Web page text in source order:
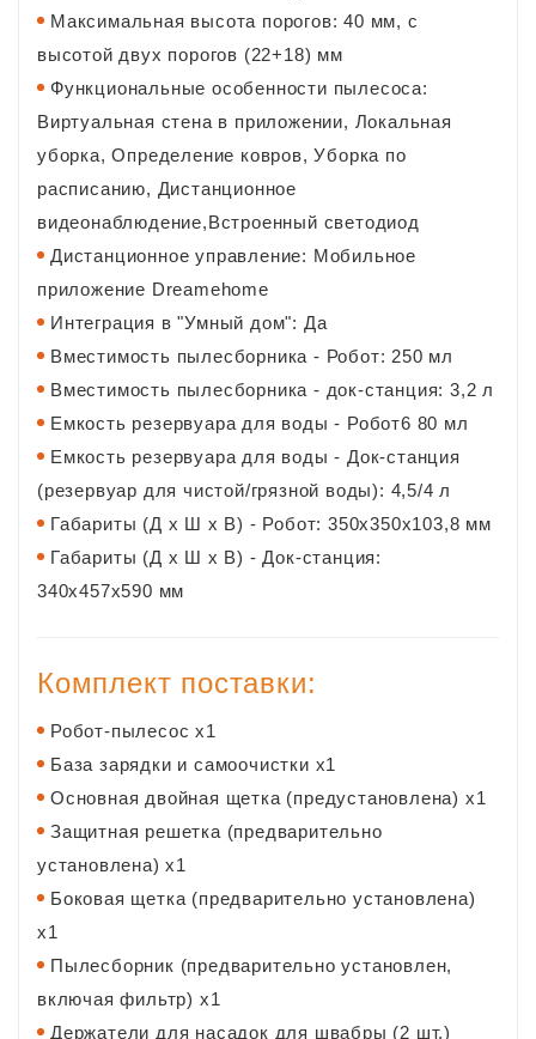
Максимальная высота порогов: 40 мм, с
высотой двух порогов (22+18) мм
Функциональные особенности пылесоса:
Виртуальная стена в приложении, Локальная
уборка, Определение ковров, Уборка по
расписанию, Дистанционное
видеонаблюдение,Встроенный светодиод
Дистанционное управление: Мобильное
приложение Dreamehome
Интеграция в "Умный дом": Да
Вместимость пылесборника - Робот: 250 мл
Вместимость пылесборника - док-станция: 3,2 л
Емкость резервуара для воды - Робот6 80 мл
Емкость резервуара для воды - Док-станция
(резервуар для чистой/грязной воды): 4,5/4 л
Габариты (Д x Ш x В) - Робот: 350x350x103,8 мм
Габариты (Д x Ш x В) - Док-станция:
340x457x590 мм
Комплект поставки:
Робот-пылесос x1
База зарядки и самоочистки x1
Основная двойная щетка (предустановлена) x1
Защитная решетка (предварительно
установлена) x1
Боковая щетка (предварительно установлена)
x1
Пылесборник (предварительно установлен,
включая фильтр) x1
Держатели для насадок для швабры (2 шт.)